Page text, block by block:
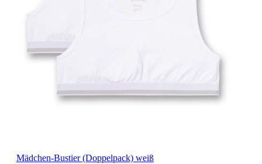
Mädchen-Bustier (Doppelpack) weiß